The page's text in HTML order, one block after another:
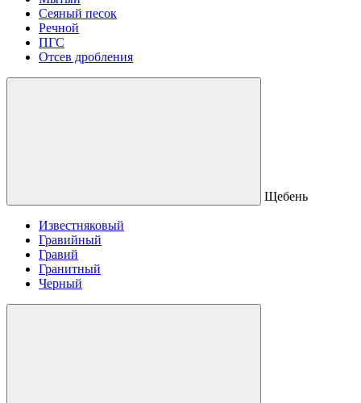
Сеяный песок
Речной
ПГС
Отсев дробления
Щебень
Известняковый
Гравийный
Гравий
Гранитный
Черный